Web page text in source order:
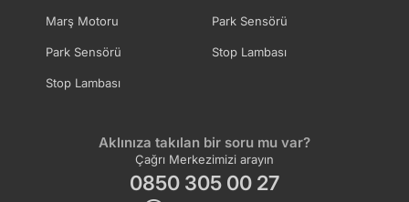
Marş Motoru Park Sensörü
Park Sensörü Stop Lambası
Stop Lambası
Aklınıza takılan bir soru mu var?
Çağrı Merkezimizi arayın
0850 305 00 27